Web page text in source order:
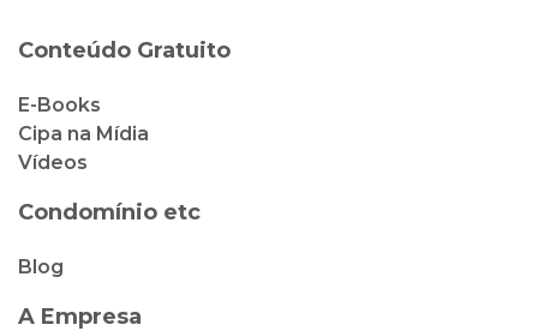
Conteúdo Gratuito
E-Books
Cipa na Mídia
Vídeos
Condomínio etc
Blog
A Empresa